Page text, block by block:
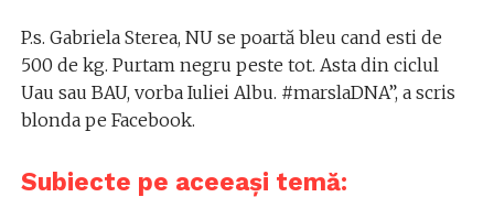
P.s. Gabriela Sterea, NU se poartă bleu cand esti de
500 de kg. Purtam negru peste tot. Asta din ciclul
Uau sau BAU, vorba Iuliei Albu. ‪#‎marslaDNA‬”, a scris
blonda pe Facebook.
Subiecte pe aceeași temă: